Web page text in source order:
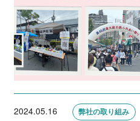
2024.05.16
弊社の取り組み